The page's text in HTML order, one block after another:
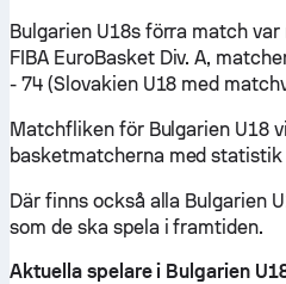
Bulgarien U18s förra match
FIBA EuroBasket Div. A,
- 74 (Slovakien U18 med
Matchfliken för Bulgarien U18
basketmatcherna med
Där finns också alla Bulgarien
som de ska spela i framtiden.
Aktuella spelare i Bulgarien